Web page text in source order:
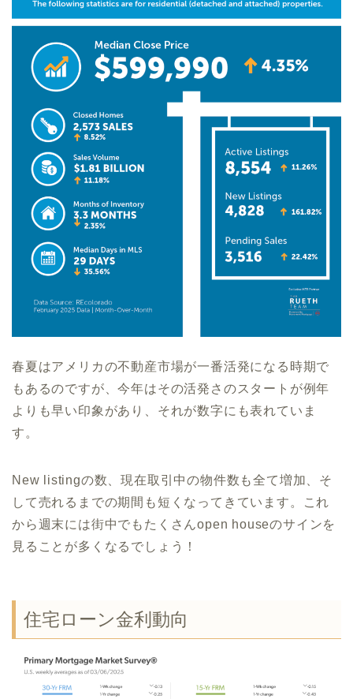
春夏はアメリカの不動産市場が一番活発になる時期で
もあるのですが、今年はその活発さのスタートが例年
よりも早い印象があり、それが数字にも表れていま
す。
New listingの数、現在取引中の物件数も全て増加、そ
して売れるまでの期間も短くなってきています。これ
から週末には街中でもたくさんopen houseのサインを
見ることが多くなるでしょう！
住宅ローン金利動向